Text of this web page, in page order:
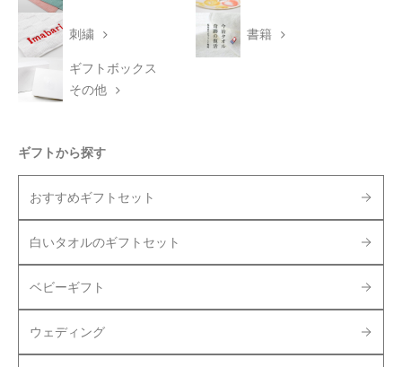
刺繍 書籍
ギフトボックス
その他
ギフトから探す
おすすめギフトセット
白いタオルのギフトセット
ベビーギフト
ウェディング